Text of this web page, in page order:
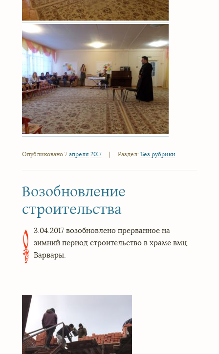
Опубликовано 7 апреля 2017 | Раздел: Без рубрики
Возобновление
строительства
0 3.04.2017 возобновлено прерванное на
зимний период строительство в храме вмц.
Варвары.